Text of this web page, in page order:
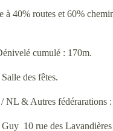
40% routes et 60%
cumulé : 170m.
des fêtes.
NL & Autres fédérarations
10 rue des Lavandières